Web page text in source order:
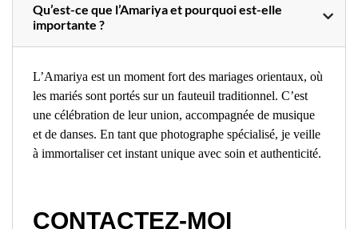
Qu’est-ce que l’Amariya et pourquoi est-elle
importante ?
L’Amariya est un moment fort des mariages orientaux, où
les mariés sont portés sur un fauteuil traditionnel. C’est
une célébration de leur union, accompagnée de musique
et de danses. En tant que photographe spécialisé, je veille
à immortaliser cet instant unique avec soin et authenticité.
CONTACTEZ-MOI